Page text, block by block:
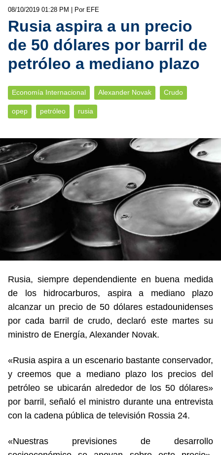
08/10/2019 01:28 PM | Por EFE
Rusia aspira a un precio
de 50 dólares por barril de
petróleo a mediano plazo
Economía Internacional Alexander Novak Crudo
opep petróleo rusia
Rusia, siempre dependendiente en buena medida
de los hidrocarburos, aspira a mediano plazo
alcanzar un precio de 50 dólares estadounidenses
por cada barril de crudo, declaró este martes su
ministro de Energía, Alexander Novak.
«Rusia aspira a un escenario bastante conservador,
y creemos que a mediano plazo los precios del
petróleo se ubicarán alrededor de los 50 dólares»
por barril, señaló el ministro durante una entrevista
con la cadena pública de televisión Rossia 24.
«Nuestras previsiones de desarrollo